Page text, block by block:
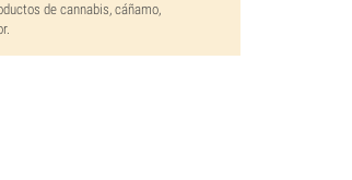
de cannabis, cáñamo,